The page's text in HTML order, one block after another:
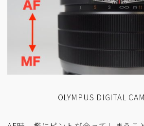
OLYMPUS DIGITAL